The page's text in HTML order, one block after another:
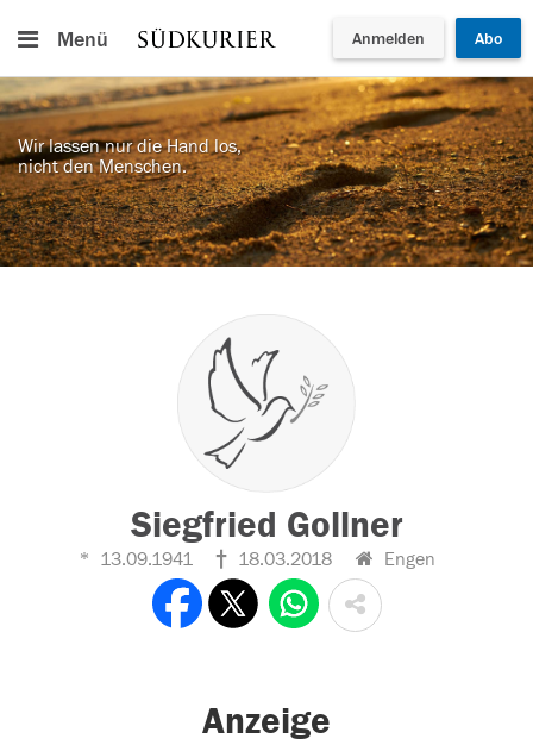
Menü Anmelden Abo
Wir lassen nur die Hand los,
nicht den Menschen.
Siegfried Gollner
13.09.1941 18.03.2018 Engen
Anzeige